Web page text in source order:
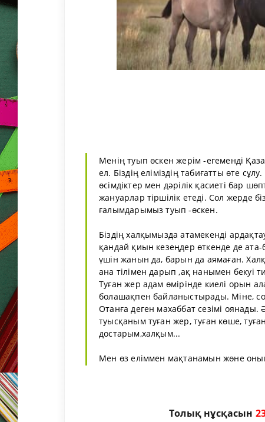
Менің туып өскен жерім -егеменді
ел. Біздің еліміздің табиғатты өте
өсімдіктер мен дәрілік қасиеті бар
жануарлар тіршілік етеді. Сол жерде
ғалымдарымыз туып -өскен.
Біздің халқымызда атамекенді
қандай қиын кезеңдер өткенде де
үшін жанын да, барын да аямаған.
ана тілімен дарып ,ақ нанымен бекуі
Туған жер адам өмірінде киелі орын
болашақпен байланыстырады. Міне,
Отанға деген махаббат сезімі
туысқаным туған жер, туған көше,
достарым,халқым...
Мен өз еліммен мақтанамын жөне
Толық нұсқасын